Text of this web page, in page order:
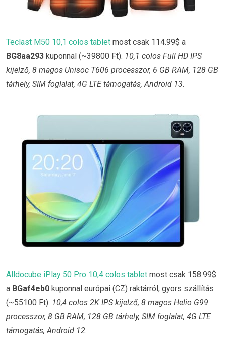
Teclast M50 10,1 colos tablet most csak 114.99$ a
BG8aa293 kuponnal (~39800 Ft). 10,1 colos Full HD IPS
kijelző, 8 magos Unisoc T606 processzor, 6 GB RAM, 128 GB
tárhely, SIM foglalat, 4G LTE támogatás, Android 13.
Alldocube iPlay 50 Pro 10,4 colos tablet most csak 158.99$
a BGaf4eb0 kuponnal európai (CZ) raktárról, gyors szállítás
(~55100 Ft). 10,4 colos 2K IPS kijelző, 8 magos Helio G99
processzor, 8 GB RAM, 128 GB tárhely, SIM foglalat, 4G LTE
támogatás, Android 12.